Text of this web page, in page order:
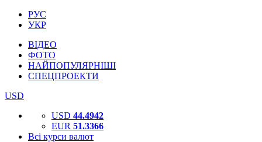
РУС
УКР
ВІДЕО
ФОТО
НАЙПОПУЛЯРНІШІ
СПЕЦПРОЕКТИ
USD
USD 44.4942
EUR 51.3366
Всі курси валют